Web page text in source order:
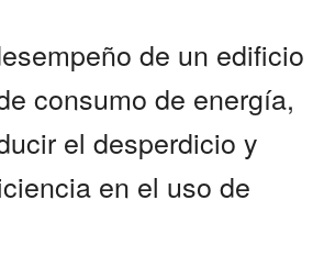
de un edificio
consumo de energía,
el desperdicio y
en el uso de